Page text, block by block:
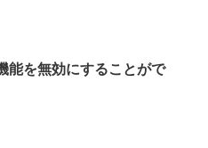
能を無効にすることがで